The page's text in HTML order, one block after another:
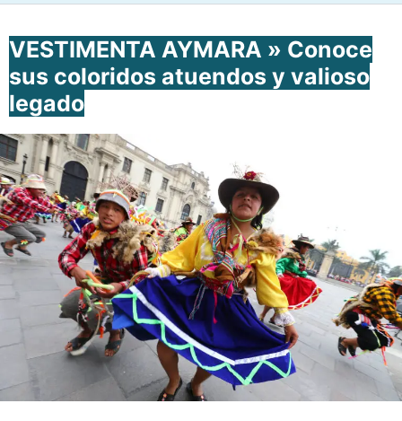
VESTIMENTA AYMARA » Conoce
sus coloridos atuendos y valioso
legado